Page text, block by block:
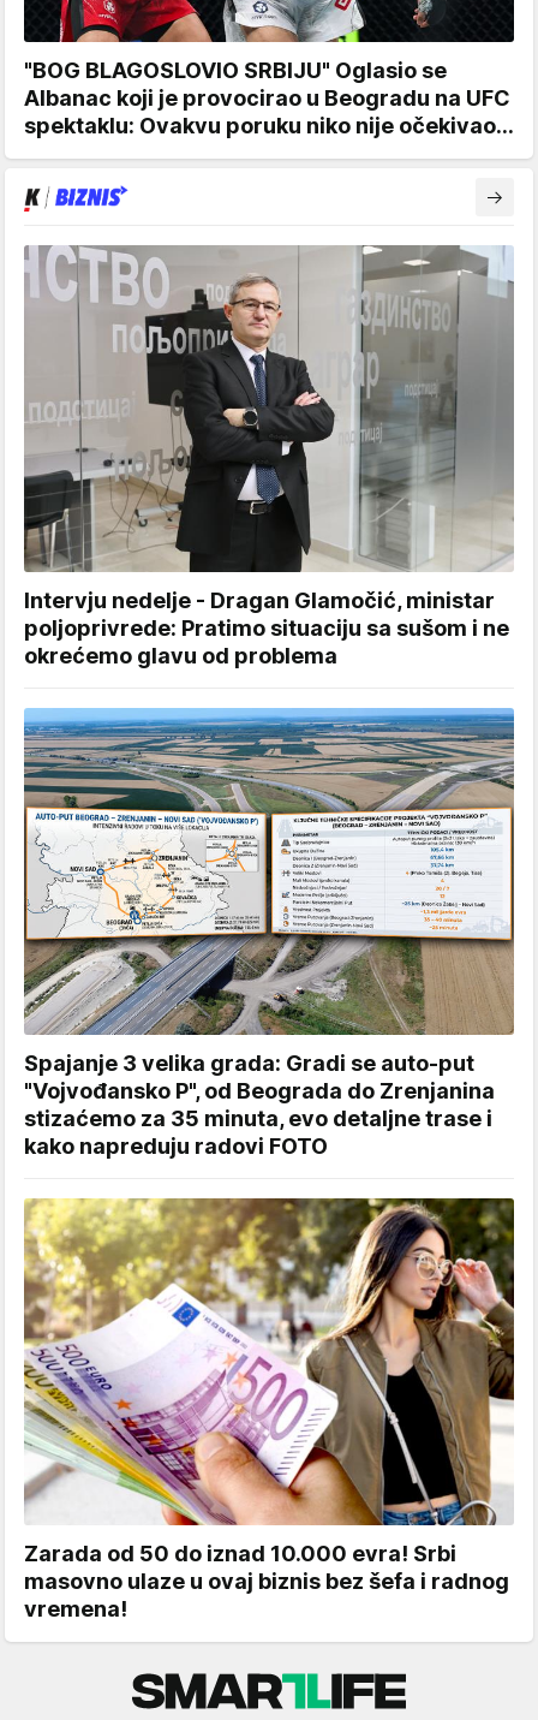
"BOG BLAGOSLOVIO SRBIJU" Oglasio se
Albanac koji je provocirao u Beogradu na UFC
spektaklu: Ovakvu poruku niko nije očekivao...
Intervju nedelje - Dragan Glamočić, ministar
poljoprivrede: Pratimo situaciju sa sušom i ne
okrećemo glavu od problema
Spajanje 3 velika grada: Gradi se auto-put
"Vojvođansko P", od Beograda do Zrenjanina
stizaćemo za 35 minuta, evo detaljne trase i
kako napreduju radovi FOTO
Zarada od 50 do iznad 10.000 evra! Srbi
masovno ulaze u ovaj biznis bez šefa i radnog
vremena!